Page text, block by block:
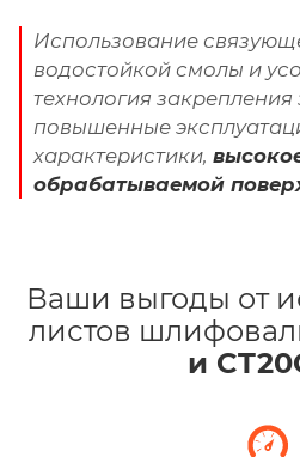
Использование
водостойкой смолы и
технология
повышенные
характеристики,
обрабатываемой
Ваши выгоды от
листов
и